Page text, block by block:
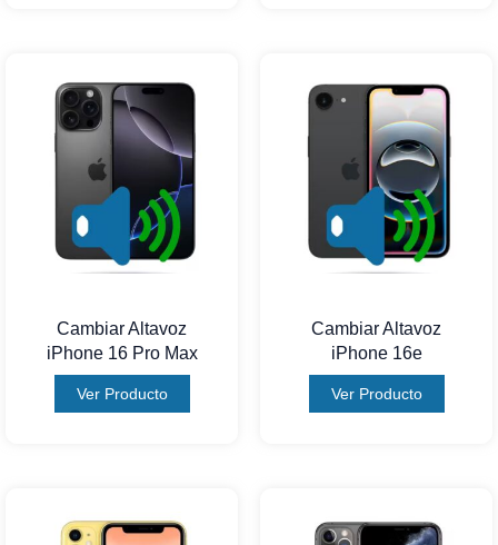
Cambiar Altavoz
iPhone 16 Pro Max
Ver Producto
Cambiar Altavoz
iPhone 16e
Ver Producto